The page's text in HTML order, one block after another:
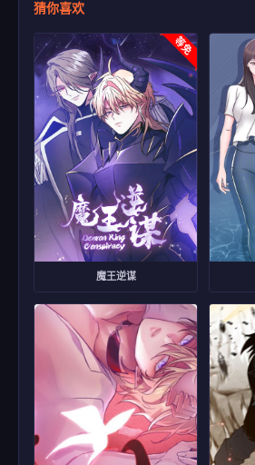
猜你喜欢
魔王逆谋